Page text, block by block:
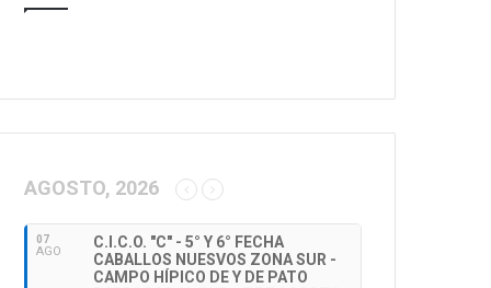
AGOSTO, 2026
07
AGO
C.I.C.O. "C" - 5° Y 6° FECHA
CABALLOS NUESVOS ZONA SUR -
CAMPO HÍPICO DE Y DE PATO